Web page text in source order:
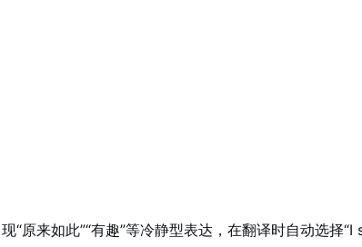
“原来如此”“有趣”等冷静型表达，在翻译时自动选择